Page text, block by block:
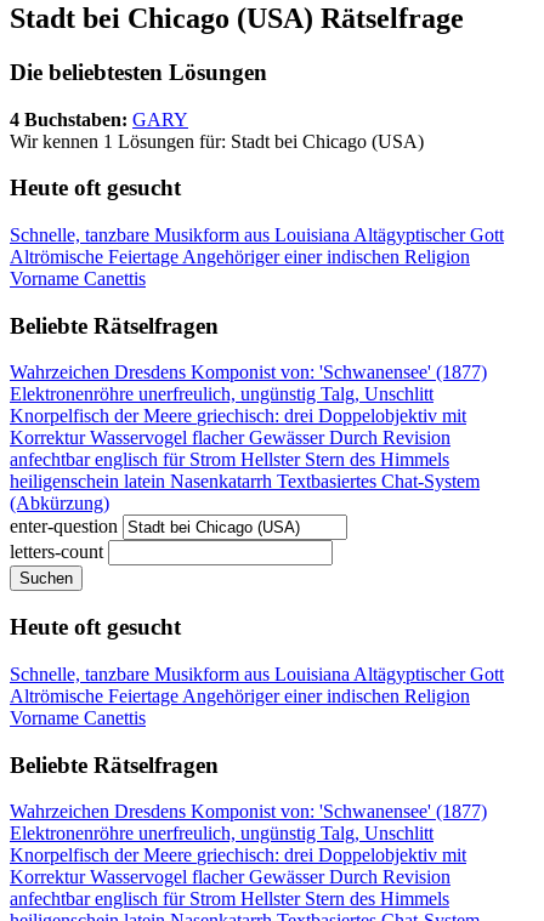
Stadt bei Chicago (USA) Rätselfrage
Die beliebtesten Lösungen
4 Buchstaben: GARY
Wir kennen 1 Lösungen für: Stadt bei Chicago (USA)
Heute oft gesucht
Schnelle, tanzbare Musikform aus Louisiana Altägyptischer Gott
Altrömische Feiertage Angehöriger einer indischen Religion
Vorname Canettis
Beliebte Rätselfragen
Wahrzeichen Dresdens Komponist von: 'Schwanensee' (1877)
Elektronenröhre unerfreulich, ungünstig Talg, Unschlitt
Knorpelfisch der Meere griechisch: drei Doppelobjektiv mit
KorrekturWasservogel flacher GewässerDurch Revision
anfechtbarenglisch für Strom Hellster Stern des Himmels
heiligenschein latein Nasenkatarrh Textbasiertes Chat-System
(Abkürzung)
enter-question
letters-count
Suchen
Heute oft gesucht
Schnelle, tanzbare Musikform aus Louisiana Altägyptischer Gott
Altrömische Feiertage Angehöriger einer indischen Religion
Vorname Canettis
Beliebte Rätselfragen
Wahrzeichen Dresdens Komponist von: 'Schwanensee' (1877)
Elektronenröhre unerfreulich, ungünstig Talg, Unschlitt
Knorpelfisch der Meere griechisch: drei Doppelobjektiv mit
KorrekturWasservogel flacher GewässerDurch Revision
anfechtbarenglisch für Strom Hellster Stern des Himmels